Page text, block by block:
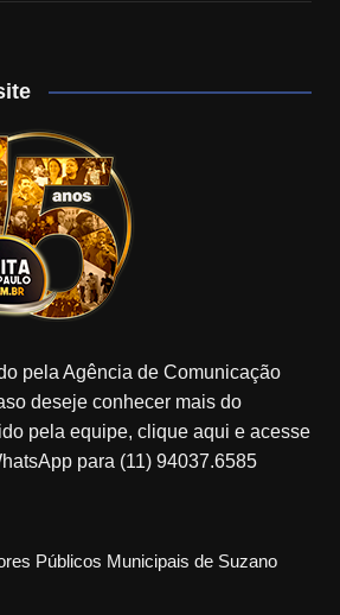
pela Agência de Comunicação
deseje conhecer mais do
pela equipe, clique aqui e acesse
para (11) 94037.6585
Públicos Municipais de Suzano